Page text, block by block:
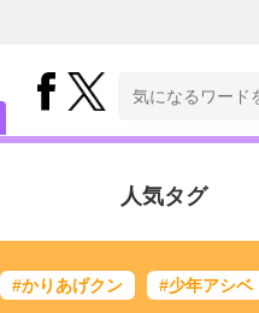
人気タグ
#かりあげクン #少年アシベ